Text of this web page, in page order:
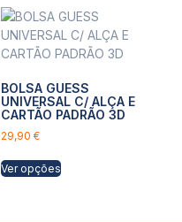
BOLSA GUESS
UNIVERSAL C/ ALÇA E
CARTÃO PADRÃO 3D
29,90 €
Ver opções